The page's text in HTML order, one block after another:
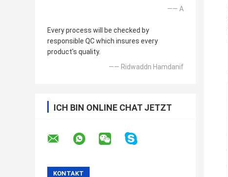
—— A
Every process will be checked by
responsible QC which insures every
product's quality.
—— Ridwaddn Hamdanif
ICH BIN ONLINE CHAT JETZT